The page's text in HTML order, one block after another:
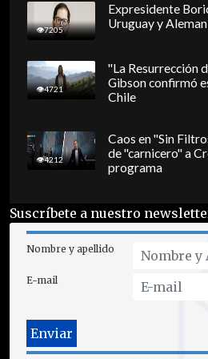
7205
Expresidente
Uruguay y
4721
"La Resurrección
Gibson confirmó
Chile
4212
Caos en "Sin
de "carnicero" a
programa
Suscríbete a nuestro
Nombre y apellido
E-mail